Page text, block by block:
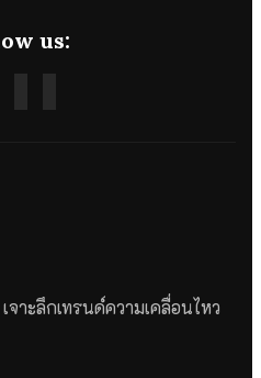
us:
าะลึกเทรนด์ความเคลื่อนไหว